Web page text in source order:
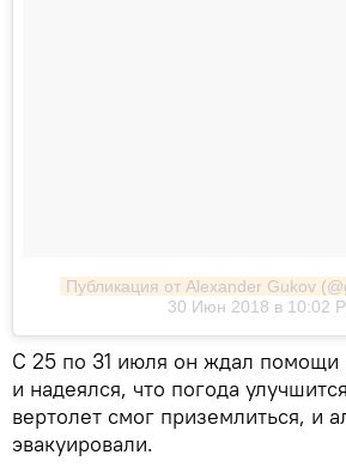
Публикация от Alexander Gukov
30 Июн 2018 в 10:02
С 25 по 31 июля он ждал помощи
и надеялся, что погода
вертолет смог приземлиться, и
эвакуировали.